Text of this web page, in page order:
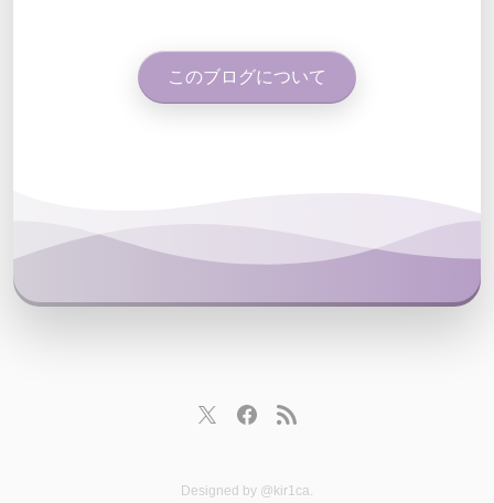
このブログについて
Designed by @kir1ca.